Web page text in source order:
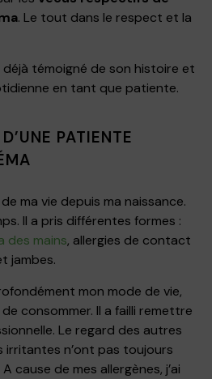
. Le tout dans le respect et la
déjà témoigné de son histoire et
en tant que patiente.
PATIENTE
ma vie depuis ma naissance.
Il a pris différentes formes :
des mains, allergies de contact
jambes.
mon mode de vie,
consommer. Il a failli remettre
Le regard des autres
irritantes n’ont pas toujours
A cause de mes allergènes, j’ai